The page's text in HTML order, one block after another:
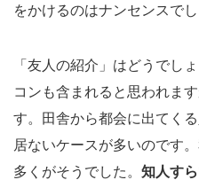
をかけるのはナンセンスでし
「友人の紹介」はどうでし
コンも含まれると思われま
す。田舎から都会に出てく
居ないケースが多いのです
多くがそうでした。 知人す